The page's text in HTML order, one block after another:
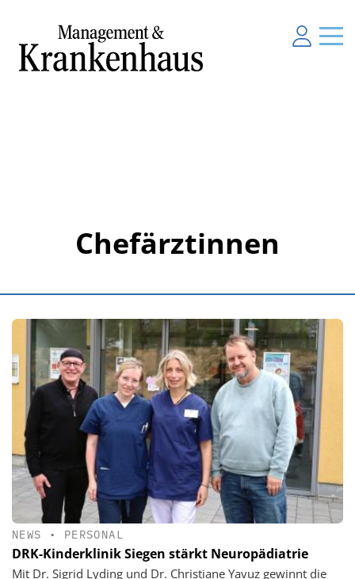
Chefärztinnen
NEWS • PERSONAL
DRK-Kinderklinik Siegen stärkt Neuropädiatrie
Mit Dr. Sigrid Lyding und Dr. Christiane Yavuz gewinnt die